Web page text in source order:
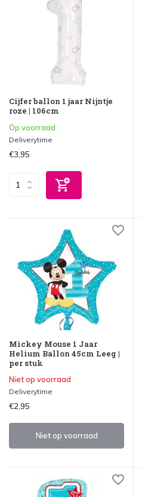
Cijfer ballon 1 jaar Nijntje
roze | 106cm
Op voorraad
Deliverytime
€3,95
Mickey Mouse 1 Jaar
Helium Ballon 45cm Leeg |
per stuk
Niet op voorraad
Deliverytime
€2,95
Niet op voorraad